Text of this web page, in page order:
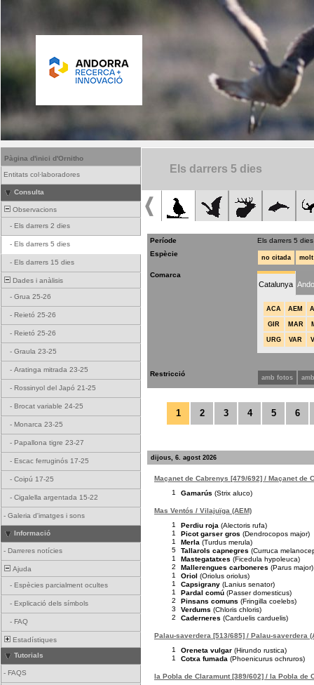
Pàgina d'inici d'Ornitho
Entitats col·laboradores
Consulta
Observacions
- Els darrers 2 dies
- Els darrers 5 dies
- Els darrers 15 dies
Dades i anàlisis
- Grua 25-26
- Reietó 25-26
- Reietó 25-26
- Graula 23-25
- Aratinga mitrada 23-25
- Rossinyol del Japó 21-25
- Brocat variable 24-25
- Monarca 23-25
- Papallona tigre 23-27
- Escac ferruginós 17-25
- Coipú 17-25
- Cigalella argentada 15-22
- Galeria d'imatges i sons
Informació
- Darreres notícies
Ajuda
- Espècies parcialment ocultes
- Explicació dels símbols
- FAQ
Estadístiques
Tutorials
- FAQS
Els darrers 5 dies
Període
Els darrers 5 dies
Espècie
no citada
Comarca
Catalunya
ACA AEM
GIR MAR
URG VAR
Restricció amb fotos
1 2 3 4 5 6
dijous, 6. agost 2026
Maçanet de Cabrenys [479/692] / Maçanet de
1
Gamarús (Strix aluco)
Mas Ventós / Vilajuïga (AEM)
1
Perdiu roja (Alectoris rufa)
1
Picot garser gros (Dendrocopos major)
1
Merla (Turdus merula)
5
Tallarols capnegres (Curruca
1
Mastegatatxes (Ficedula hypoleuca)
2
Mallerengues carboneres (Parus major)
1
Oriol (Oriolus oriolus)
1
Capsigrany (Lanius senator)
1
Pardal comú (Passer domesticus)
2
Pinsans comuns (Fringilla coelebs)
3
Verdums (Chloris chloris)
2
Caderneres (Carduelis carduelis)
Palau-saverdera [513/685] / Palau-saverdera
1
Oreneta vulgar (Hirundo rustica)
1
Cotxa fumada (Phoenicurus ochruros)
la Pobla de Claramunt [389/602] / la Pobla de